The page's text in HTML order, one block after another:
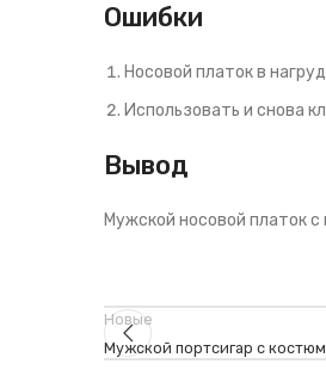
Ошибки
Носовой платок в
Использовать и снова
Вывод
Мужской носовой платок
Новые
Мужской портсигар с